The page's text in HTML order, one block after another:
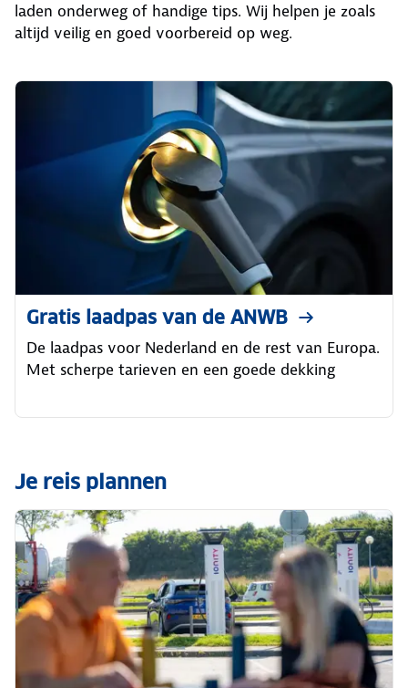
laden onderweg of handige tips. Wij helpen je zoals
altijd veilig en goed voorbereid op weg.
Gratis laadpas van de ANWB
De laadpas voor Nederland en de rest van Europa.
Met scherpe tarieven en een goede dekking
Je reis plannen